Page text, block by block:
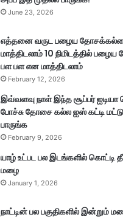
June 23, 2026
எத்தனை வருட பழைய
மாத்திடலாம் 10 நிமிடத்தில்
பள பள என மாத்திடலாம்
February 12, 2026
இவ்வளவு நாள் இந்த சூப்பர் ஐடியா
போச்சு தோசை கல்ல ஐஸ் கட்டி
பாருங்க
February 9, 2026
யாழ் உட்பட பல இடங்களில் கொட்டி
மழை
January 1, 2026
நாட்டின் பல பகுதிகளில் இன்றும்